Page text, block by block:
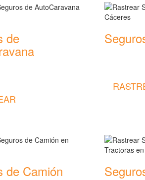
de
de Camión